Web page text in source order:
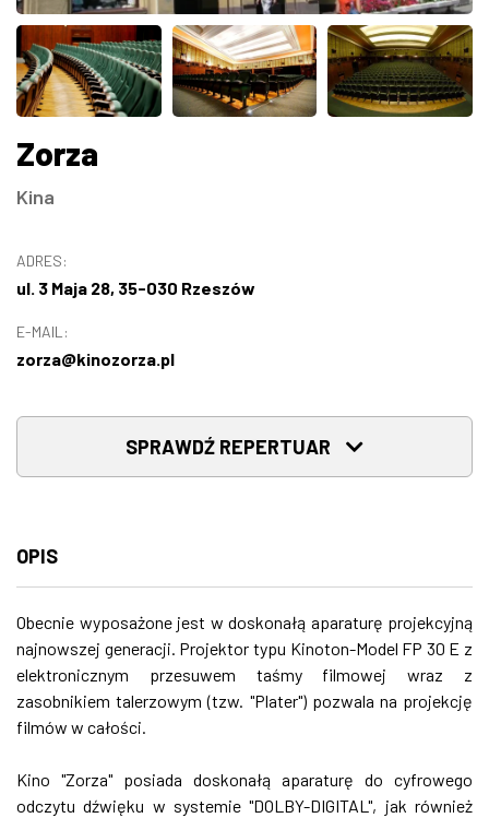
Zorza
Kina
ADRES:
ul. 3 Maja 28, 35-030 Rzeszów
E-MAIL:
zorza@kinozorza.pl
SPRAWDŹ REPERTUAR
OPIS
Obecnie wyposażone jest w doskonałą aparaturę projekcyjną
najnowszej generacji. Projektor typu Kinoton-Model FP 30 E z
elektronicznym przesuwem taśmy filmowej wraz z
zasobnikiem talerzowym (tzw. "Plater") pozwala na projekcję
filmów w całości.
Kino "Zorza" posiada doskonałą aparaturę do cyfrowego
odczytu dźwięku w systemie "DOLBY-DIGITAL", jak również